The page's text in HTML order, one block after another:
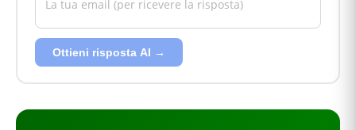
Ottieni risposta AI →